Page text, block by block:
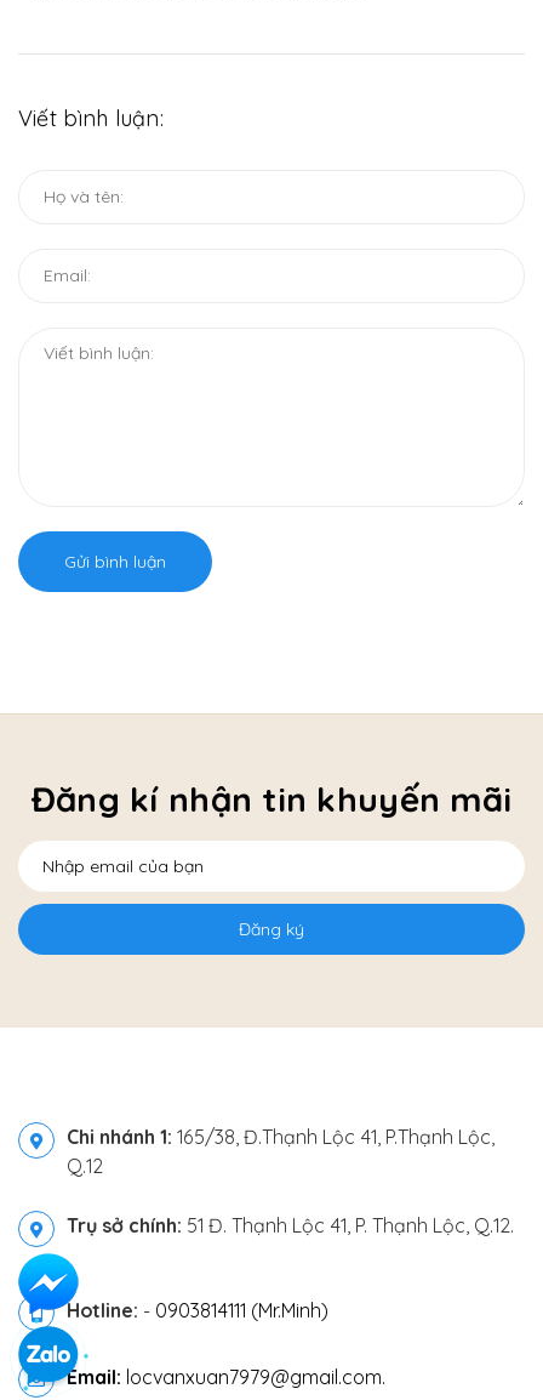
Viết bình luận:
Gửi bình luận
Đăng kí nhận tin khuyến mãi
Đăng ký
Chi nhánh 1: 165/38, Đ.Thạnh Lộc 41, P.Thạnh Lộc,
Q.12
Trụ sở chính: 51 Đ. Thạnh Lộc 41, P. Thạnh Lộc, Q.12.
Hotline: - 0903814111 (Mr.Minh)
Email: locvanxuan7979@gmail.com.